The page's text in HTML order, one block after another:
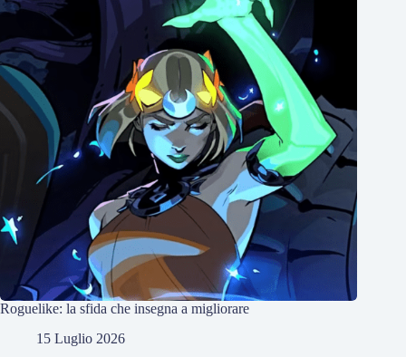
Roguelike: la sfida che insegna a migliorare
15 Luglio 2026